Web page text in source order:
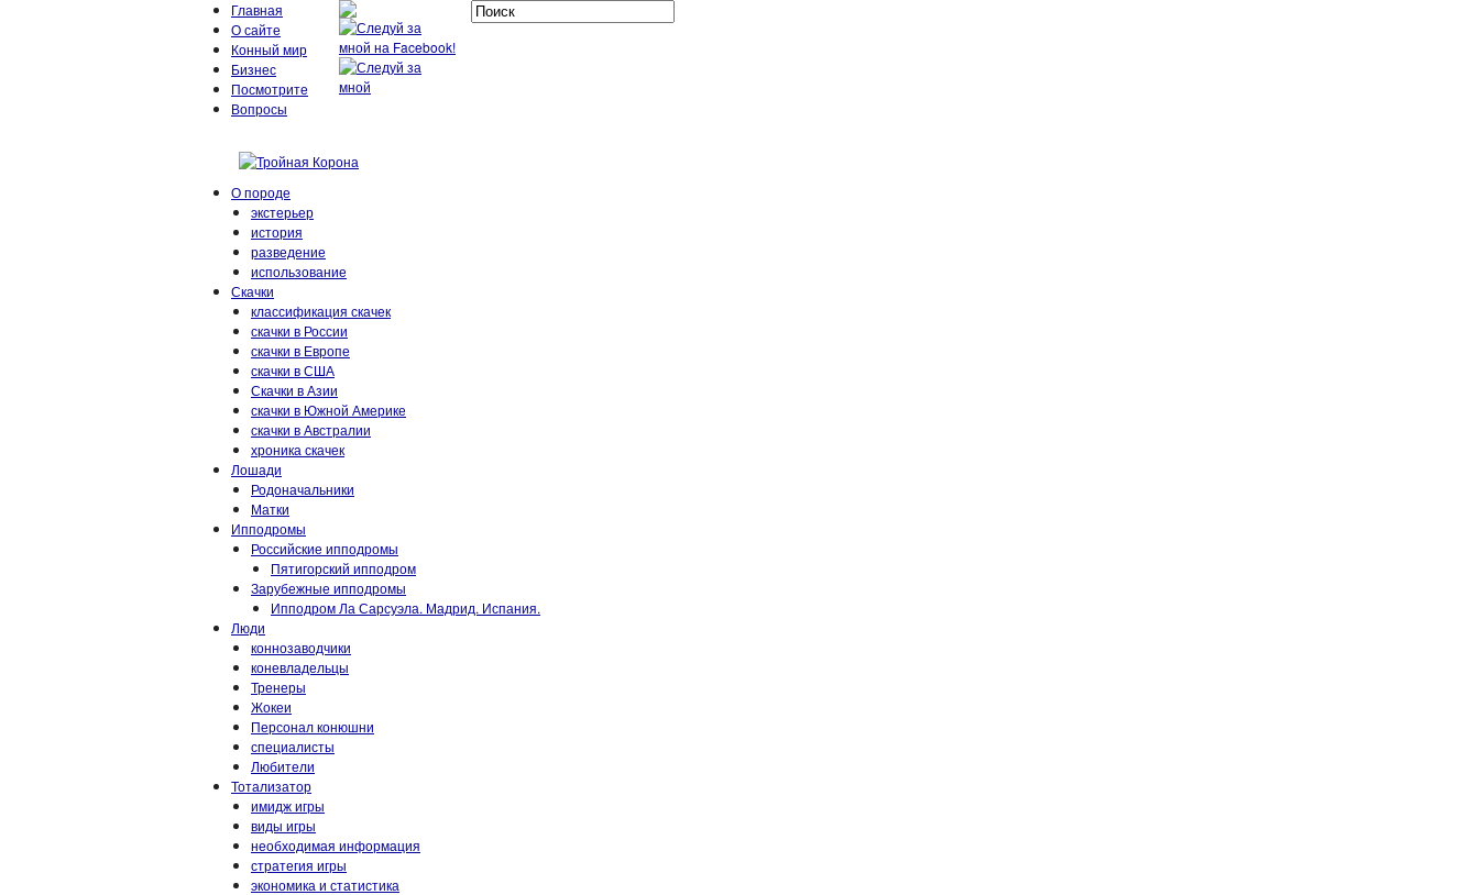
Главная
О сайте
Конный мир
Бизнес
Посмотрите
Вопросы
О породе
экстерьер
история
разведение
использование
Скачки
классификация скачек
скачки в России
скачки в Европе
скачки в США
Скачки в Азии
скачки в Южной Америке
скачки в Австралии
хроника скачек
Лошади
Родоначальники
Матки
Ипподромы
Российские ипподромы
Пятигорский ипподром
Зарубежные ипподромы
Ипподром Ла Сарсуэла. Мадрид. Испания.
Люди
коннозаводчики
коневладельцы
Тренеры
Жокеи
Персонал конюшни
специалисты
Любители
Тотализатор
имидж игры
виды игры
необходимая информация
стратегия игры
экономика и статистика